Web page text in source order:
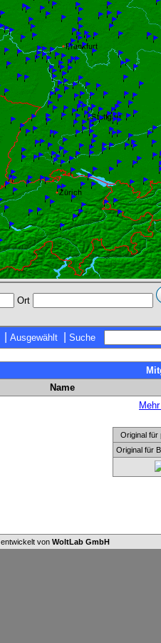
Ort
Ausgewählt Suche
Name
Original für
Original für
, entwickelt von WoltLab GmbH